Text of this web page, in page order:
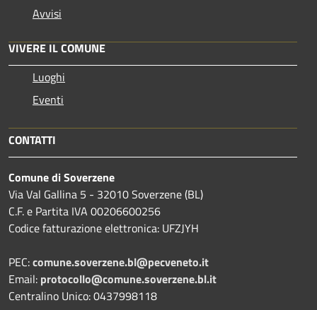
Avvisi
VIVERE IL COMUNE
Luoghi
Eventi
CONTATTI
Comune di Soverzene
Via Val Gallina 5 - 32010 Soverzene (BL)
C.F. e Partita IVA 00206600256
Codice fatturazione elettronica: UFZJYH
PEC:comune.soverzene.bl@pecveneto.it
Email: protocollo@comune.soverzene.bl.it
Centralino Unico: 0437998118